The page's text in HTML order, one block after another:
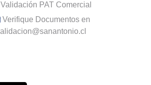
Validación PAT Comercial
Verifique Documentos en